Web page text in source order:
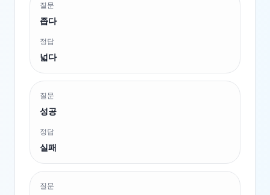
질문
좁다
정답
넓다
질문
성공
정답
실패
질문